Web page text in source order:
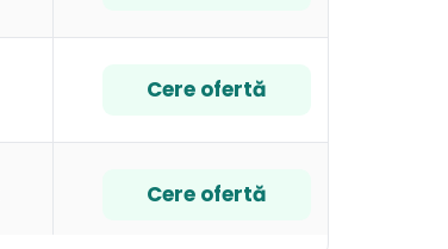
Cere ofertă
Cere ofertă